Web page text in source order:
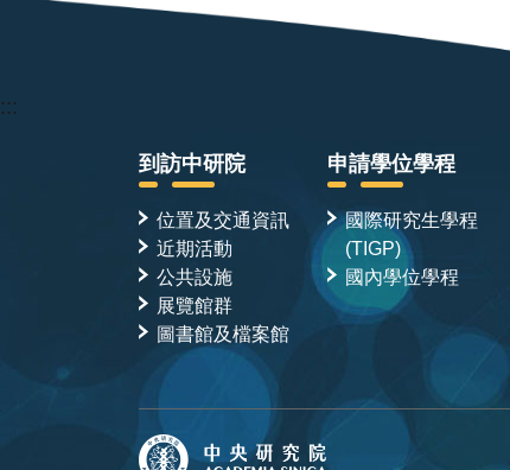
:::
到訪中研院
位置及交通資訊
近期活動
公共設施
展覽館群
圖書館及檔案館
申請學位學程
國際研究生學程
(TIGP)
國內學位學程